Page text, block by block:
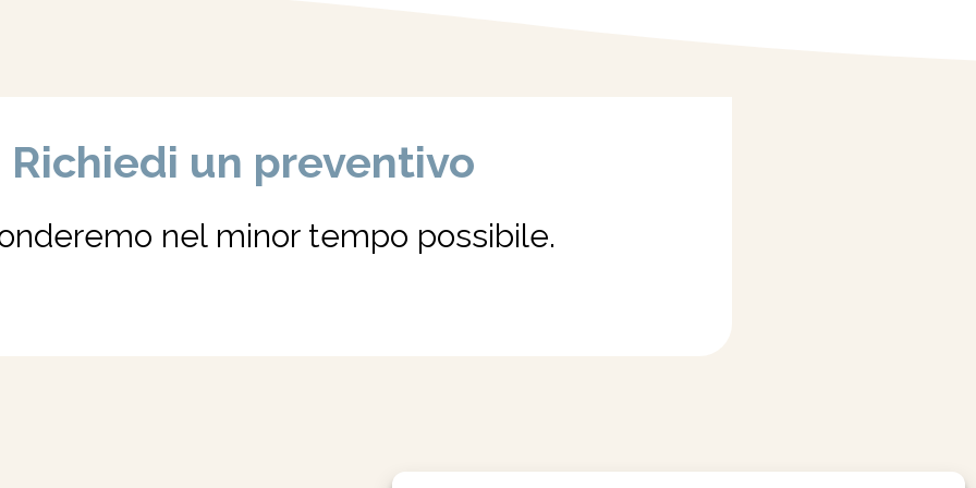
Richiedi un preventivo
nel minor tempo possibile.